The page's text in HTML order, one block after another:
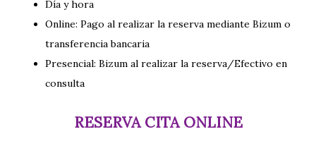
Día y hora
Online: Pago al realizar la reserva mediante Bizum o
transferencia bancaria
Presencial: Bizum al realizar la reserva/Efectivo en
consulta
RESERVA CITA ONLINE